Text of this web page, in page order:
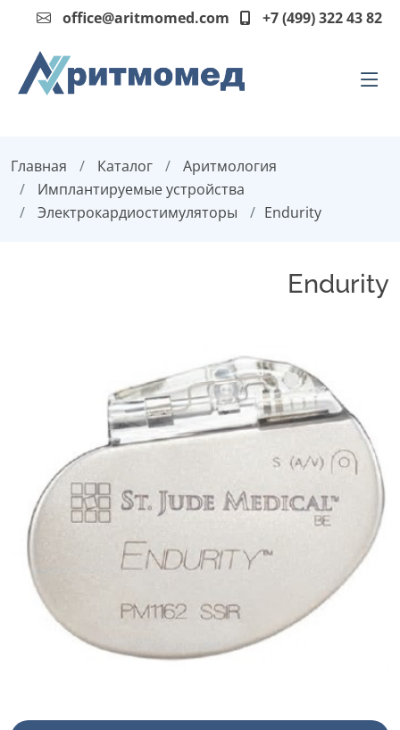
office@aritmomed.com +7 (499) 322 43 82
Главная Каталог
Аритмология
Имплантируемые устройства
Электрокардиостимуляторы
Endurity
Endurity